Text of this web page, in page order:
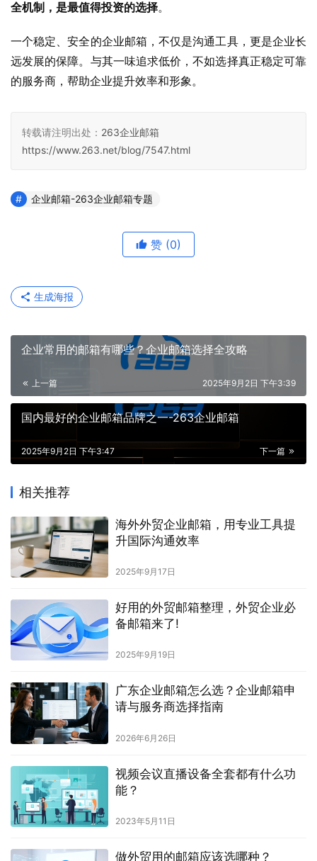
全机制，是最值得投资的选择。
一个稳定、安全的企业邮箱，不仅是沟通工具，更是企业长
远发展的保障。与其一味追求低价，不如选择真正稳定可靠
的服务商，帮助企业提升效率和形象。
转载请注明出处： 263企业邮箱
https://www.263.net/blog/7547.html
企业邮箱-263企业邮箱专题
赞 (0)
生成海报
企业常用的邮箱有哪些？企业邮箱选择全攻略
上一篇 2025年9月2日 下午3:39
国内最好的企业邮箱品牌之一-263企业邮箱
下一篇
2025年9月2日 下午3:47
相关推荐
海外外贸企业邮箱，用专业工具提
升国际沟通效率
2025年9月17日
好用的外贸邮箱整理，外贸企业必
备邮箱来了!
2025年9月19日
广东企业邮箱怎么选？企业邮箱申
请与服务商选择指南
2026年6月26日
视频会议直播设备全套都有什么功
能？
2023年5月11日
做外贸用的邮箱应该选哪种？